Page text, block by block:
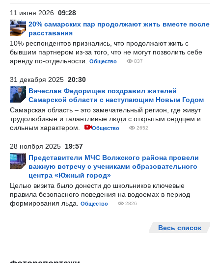
11 июня 2026 09:28
20% самарских пар продолжают жить вместе после
расставания
10% респондентов признались, что продолжают жить с
бывшим партнером из-за того, что не могут позволить себе
аренду по-отдельности.
Общество 837
31 декабря 2025 20:30
Вячеслав Федорищев поздравил жителей
Самарской области с наступающим Новым Годом
Самарская область – это замечательный регион, где живут
трудолюбивые и талантливые люди с открытым сердцем и
сильным характером.
Общество 2652
28 ноября 2025 19:57
Представители МЧС Волжского района провели
важную встречу с учениками образовательного
центра «Южный город»
Целью визита было донести до школьников ключевые
правила безопасного поведения на водоемах в период
формирования льда.
Общество 2826
Весь список